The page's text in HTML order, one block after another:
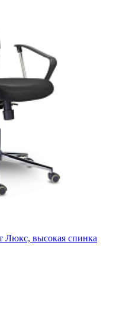
Люкс, высокая спинка